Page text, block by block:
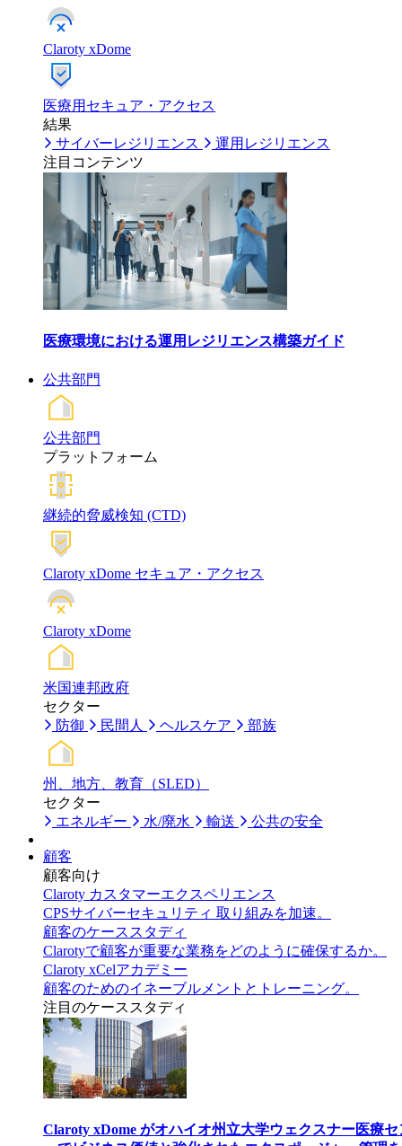
Claroty xDome
医療用セキュア・アクセス
結果
サイバーレジリエンス
運用レジリエンス
注目コンテンツ
医療環境における運用レジリエンス構築ガイド
公共部門
公共部門
プラットフォーム
継続的脅威検知 (CTD)
Claroty xDome セキュア・アクセス
Claroty xDome
米国連邦政府
セクター
防御
民間人 ヘルスケア 部族
州、地方、教育（SLED）
セクター
エネルギー
水/廃水 輸送 公共の安全
顧客
顧客向け
Claroty カスタマーエクスペリエンス
CPSサイバーセキュリティ 取り組みを加速。
顧客のケーススタディ
Clarotyで顧客が重要な業務をどのように確保するか。
Claroty xCelアカデミー
顧客のためのイネーブルメントとトレーニング。
注目のケーススタディ
Claroty xDome がオハイオ州立大学ウェクスナー医療セ